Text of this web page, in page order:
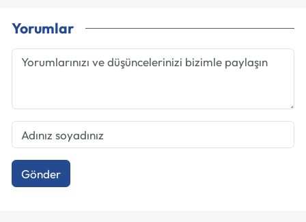
Yorumlar
Gönder